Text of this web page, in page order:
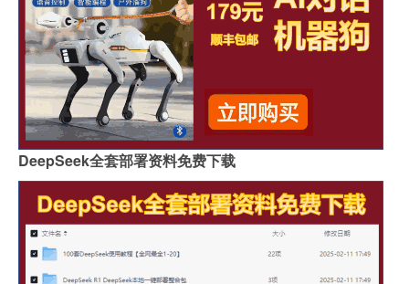
DeepSeek全套部署资料免费下载